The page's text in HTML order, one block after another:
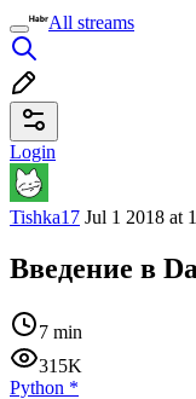
All streams
Login
Tishka17 Jul 1 2018 at
Введение в
7 min
315K
Python *